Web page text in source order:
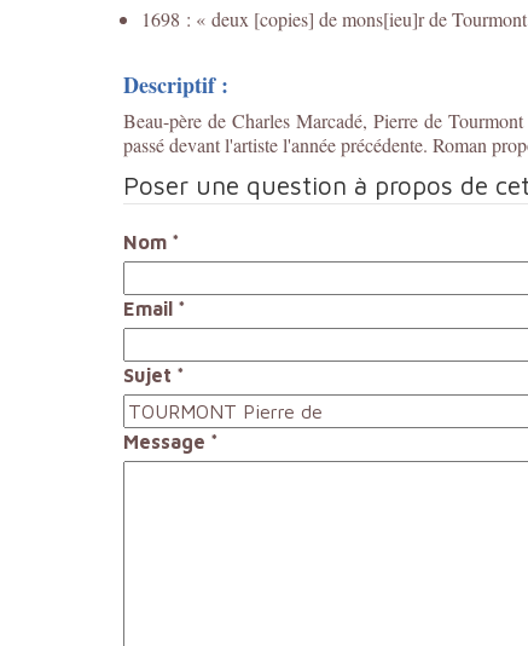
1698 : « deux [copies] de mons[ieu]r de
Descriptif :
Beau-père de Charles Marcadé, Pierre de
passé devant l'artiste l'année précédente. Roman
Poser une question à propos de
Nom *
Email *
Sujet *
Message *